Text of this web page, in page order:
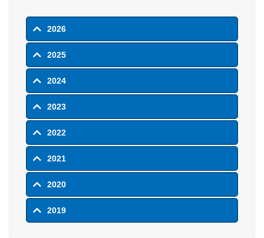
2026
2025
2024
2023
2022
2021
2020
2019